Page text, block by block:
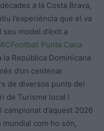
a la Costa Brava,
l’experiència que el va
model d’èxit a
Punta Cana
República Dominicana
d’un centenar
de diversos punts del
de Turisme local i
d’aquest 2026
com ho són,